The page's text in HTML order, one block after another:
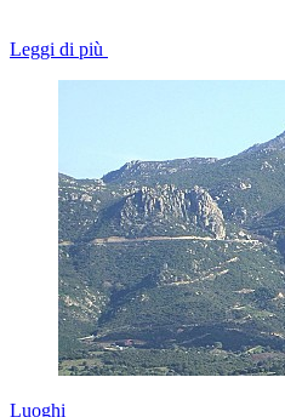
Leggi di più
Luoghi